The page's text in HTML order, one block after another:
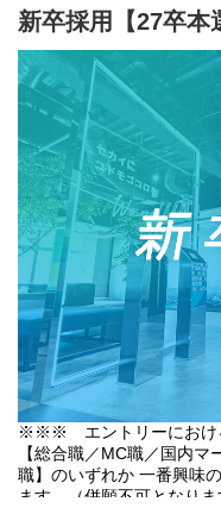
と言われておりますが
ンド認知や商品購買などの
に、保有するクリエイタ
テンツ等の内容や文脈ま
ングやプランニングを行
ィング事業」、この2つの
UUUMのプロダクト開発
・クリエイター向けプロ
・ブランド／広告主向け
の２つのプロダクトを開
【背景】
「クリエイター向けプロ
UUUMとクリエイター間
通知などのUI/UXを滑ら
を管理するだけでなく、
メッセージの配信やあら
目的としています。
現在ではYouTubeに加え
フォームが参入し、クリ
収益にとどまらず、サブ
アルイベント開催など多
新卒採用【27卒本
※※※ エントリーにお
【総合職／MC職／国内
職】のいずれか 一番興味
ます。（併願不可となり